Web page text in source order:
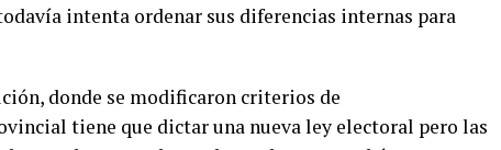
intenta ordenar sus diferencias internas para
donde se modificaron criterios de
tiene que dictar una nueva ley electoral pero las